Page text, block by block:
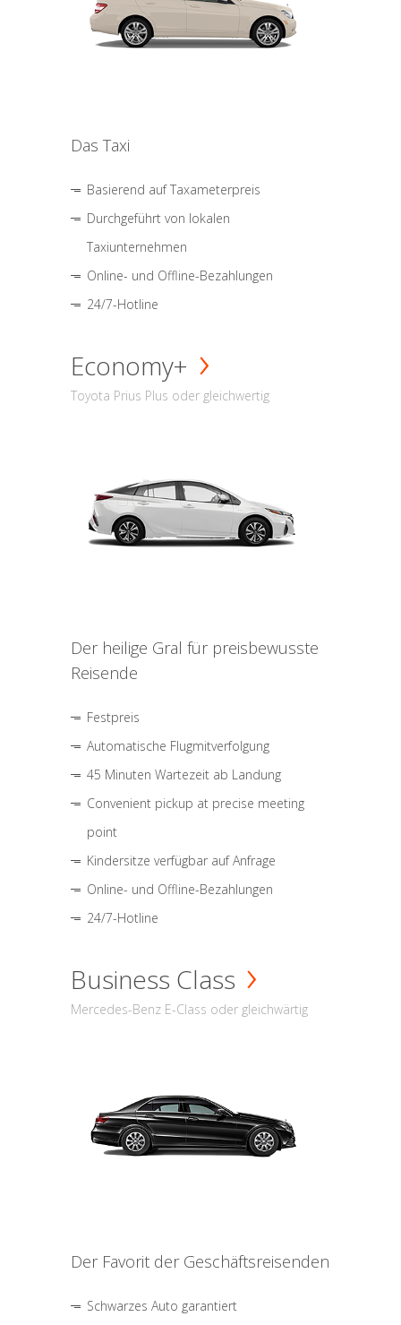
Das Taxi
Basierend auf Taxameterpreis
Durchgeführt von lokalen
Taxiunternehmen
Online- und Offline-Bezahlungen
24/7-Hotline
Economy+
Toyota Prius Plus oder gleichwertig
Der heilige Gral für preisbewusste
Reisende
Festpreis
Automatische Flugmitverfolgung
45 Minuten Wartezeit ab Landung
Convenient pickup at precise meeting
point
Kindersitze verfügbar auf Anfrage
Online- und Offline-Bezahlungen
24/7-Hotline
Business Class
Mercedes-Benz E-Class oder gleichwärtig
Der Favorit der Geschäftsreisenden
Schwarzes Auto garantiert